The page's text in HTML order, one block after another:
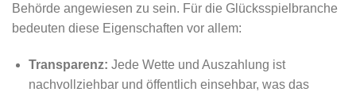
Behörde angewiesen zu sein. Für die Glücksspielbranche
bedeuten diese Eigenschaften vor allem:
Transparenz: Jede Wette und Auszahlung ist
nachvollziehbar und öffentlich einsehbar, was das